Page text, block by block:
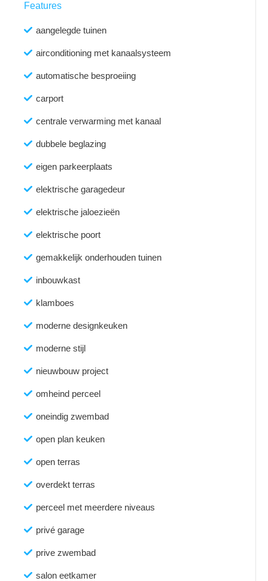
Features
aangelegde tuinen
airconditioning met kanaalsysteem
automatische besproeiing
carport
centrale verwarming met kanaal
dubbele beglazing
eigen parkeerplaats
elektrische garagedeur
elektrische jaloezieën
elektrische poort
gemakkelijk onderhouden tuinen
inbouwkast
klamboes
moderne designkeuken
moderne stijl
nieuwbouw project
omheind perceel
oneindig zwembad
open plan keuken
open terras
overdekt terras
perceel met meerdere niveaus
privé garage
prive zwembad
salon eetkamer